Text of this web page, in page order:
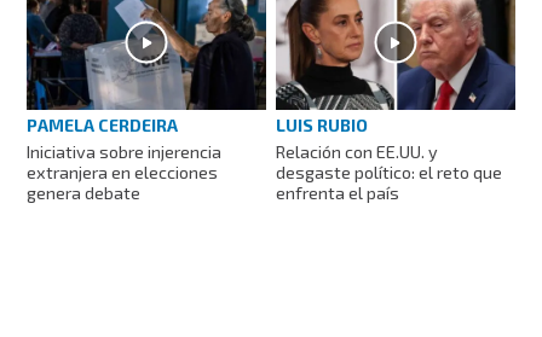
PAMELA CERDEIRA
Iniciativa sobre injerencia
extranjera en elecciones
genera debate
LUIS RUBIO
Relación con EE.UU. y
desgaste político: el reto que
enfrenta el país